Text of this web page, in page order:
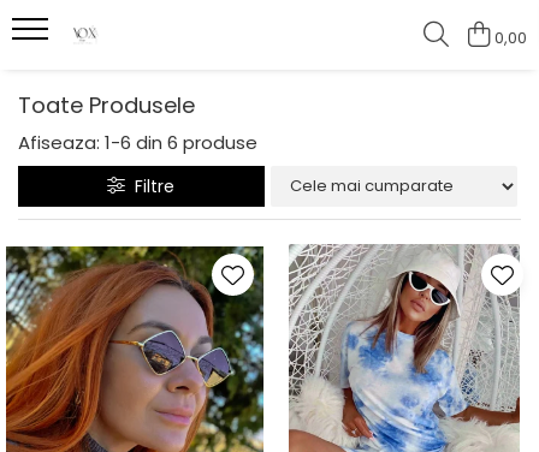
0,00
Toate Produsele
Afiseaza: 1-6 din 6 produse
Filtre